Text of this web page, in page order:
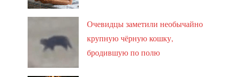
Очевидцы заметили необычайно
крупную чёрную кошку,
бродившую по полю